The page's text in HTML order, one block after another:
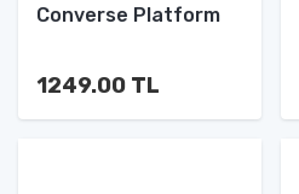
Converse Platform
1249.00 TL